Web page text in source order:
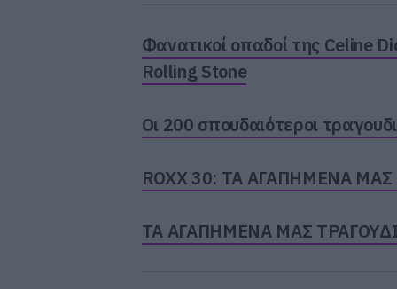
Φανατικοί οπαδοί της Celine
Rolling Stone
Οι 200 σπουδαιότεροι
ROXX 30: ΤΑ ΑΓΑΠΗΜΕΝΑ
ΤΑ ΑΓΑΠΗΜΕΝΑ ΜΑΣ